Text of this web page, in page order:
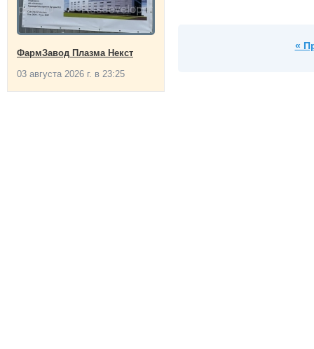
ФармЗавод Плазма Некст
03 августа 2026 г. в 23:25
«